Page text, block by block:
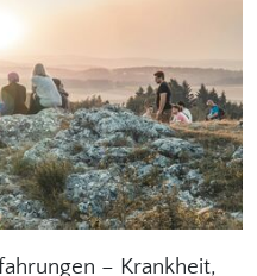
– Krankheit,